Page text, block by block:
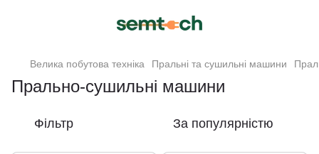
Велика побутова техніка Пральні та сушильні машини
Прально-сушильні машини
Фільтр За популярністю